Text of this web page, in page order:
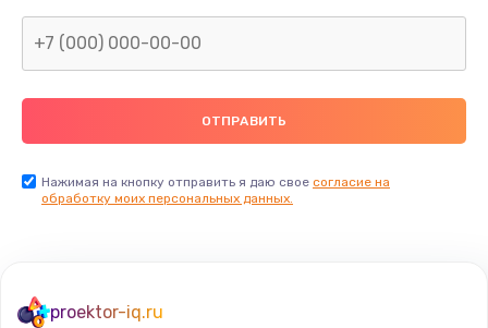
Нажимая на кнопку отправить я даю свое согласие на
обработку моих персональных данных.
proektor-iq.ru